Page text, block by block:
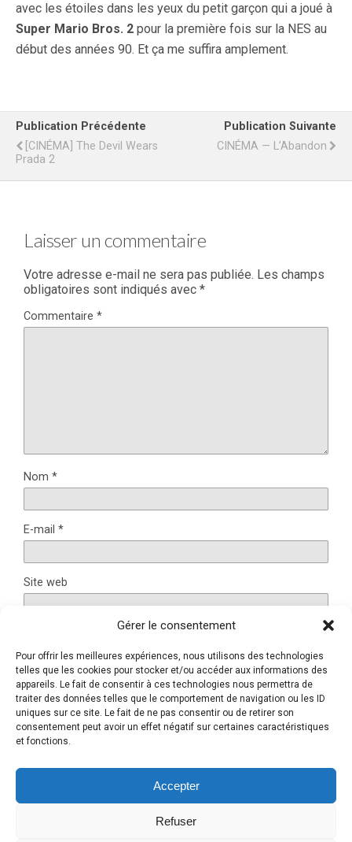
Gérer le consentement
Pour offrir les meilleures expériences, nous utilisons des technologies
telles que les cookies pour stocker et/ou accéder aux informations des
appareils. Le fait de consentir à ces technologies nous permettra de
traiter des données telles que le comportement de navigation ou les ID
uniques sur ce site. Le fait de ne pas consentir ou de retirer son
consentement peut avoir un effet négatif sur certaines caractéristiques
et fonctions.
Accepter
Refuser
avec les étoiles dans les yeux du petit garçon qui a joué à
Super Mario Bros. 2 pour la première fois sur la NES au
début des années 90. Et ça me suffira amplement.
Publication Précédente
[CINÉMA] The Devil Wears
Prada 2
Publication Suivante
CINÉMA — L’Abandon
Laisser un commentaire
Votre adresse e-mail ne sera pas publiée. Les champs
obligatoires sont indiqués avec *
Commentaire *
Nom *
E-mail *
Site web
Ce site utilise Akismet pour réduire les indésirables.En
savoir plus sur la façon dont les données de vos
commentaires sont traitées.
Retour au début